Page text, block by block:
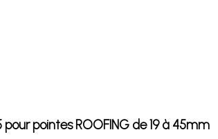
pointes ROOFING de 19 à 45mm